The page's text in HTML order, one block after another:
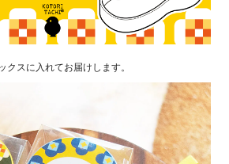
クスに入れてお届けします。